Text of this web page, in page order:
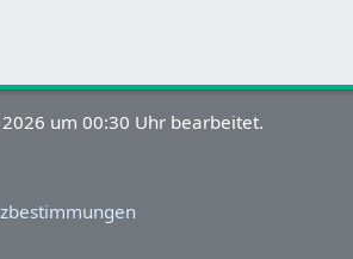
um 00:30 Uhr bearbeitet.